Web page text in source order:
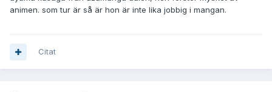
animen. som tur är så är hon är inte lika jobbig i mangan.
Citat